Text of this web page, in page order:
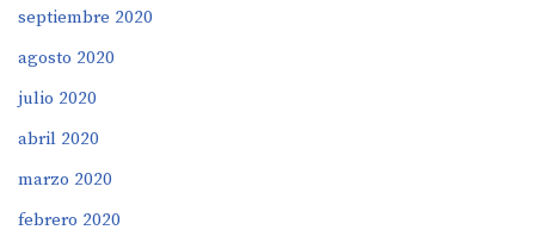
septiembre 2020
agosto 2020
julio 2020
abril 2020
marzo 2020
febrero 2020